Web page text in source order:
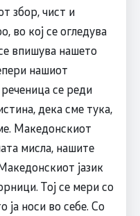
збор, чист и
во кој се огледува
впишува нашето
нашиот
реченица се реди
дека сме тука,
Македонскиот
мисла, нашите
јазик
Тој се мери со
ја носи во себе. Со